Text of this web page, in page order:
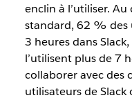
enclin à l’utiliser.
standard, 62 % des
3 heures dans
l’utilisent plus de 7
collaborer avec des
utilisateurs de